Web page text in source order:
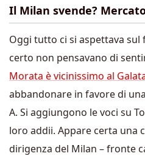
Il Milan svende?
Oggi tutto ci si aspettava
certo non pensavano di
Morata è vicinissimo al
abbandonare in favore di
A. Si aggiungono le voci su
loro addii. Appare certa una
dirigenza del Milan – fronte